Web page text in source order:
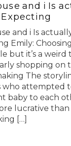
and i Is
and i Is
Emily:
but it’s a weird
shopping on
The
who attempted
baby to each
lucrative than
[…]